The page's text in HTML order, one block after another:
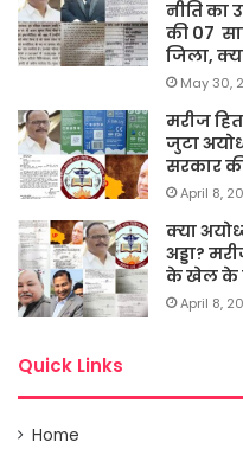
नीति का
की 07
जिला,
May 30,
मरीज
जुटा
सरकार
April 8,
क्या
अड्डा?
के खेल के
April 8,
Quick Links
Home